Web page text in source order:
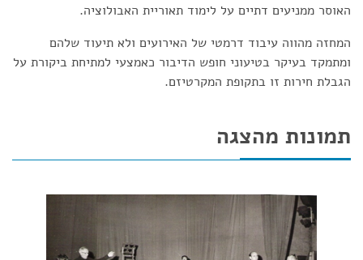
האוסר ממניעים דתיים על לימוד תאוריית האבולוציה.
המחזה מהווה עיבוד דרמטי של האירועים ולא תיעוד שלהם
ומתמקד בעיקר בטיעוני חופש הדיבור כאמצעי למתיחת ביקורת על
הגבלת חירות זו בתקופת המקרטיזם.
תמונות מהצגה